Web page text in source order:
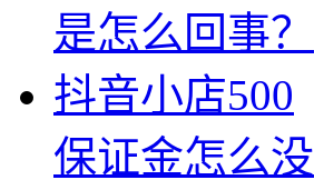
是怎么回事？
抖音小店500
保证金怎么没